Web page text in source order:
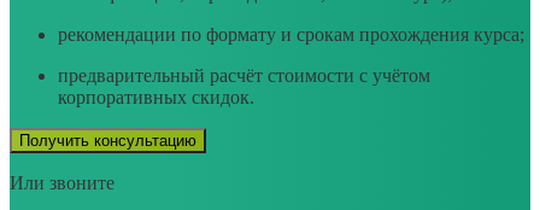
рекомендации по формату и срокам прохождения курса;
предварительный расчёт стоимости с учётом
корпоративных скидок.
Получить консультацию
Или звоните